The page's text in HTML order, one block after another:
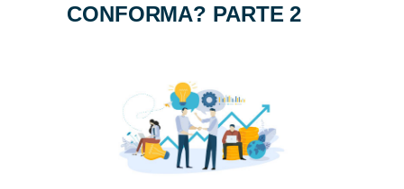
TODO SOBRE
AL NEWSLETTER
CONFORMA? PARTE 2